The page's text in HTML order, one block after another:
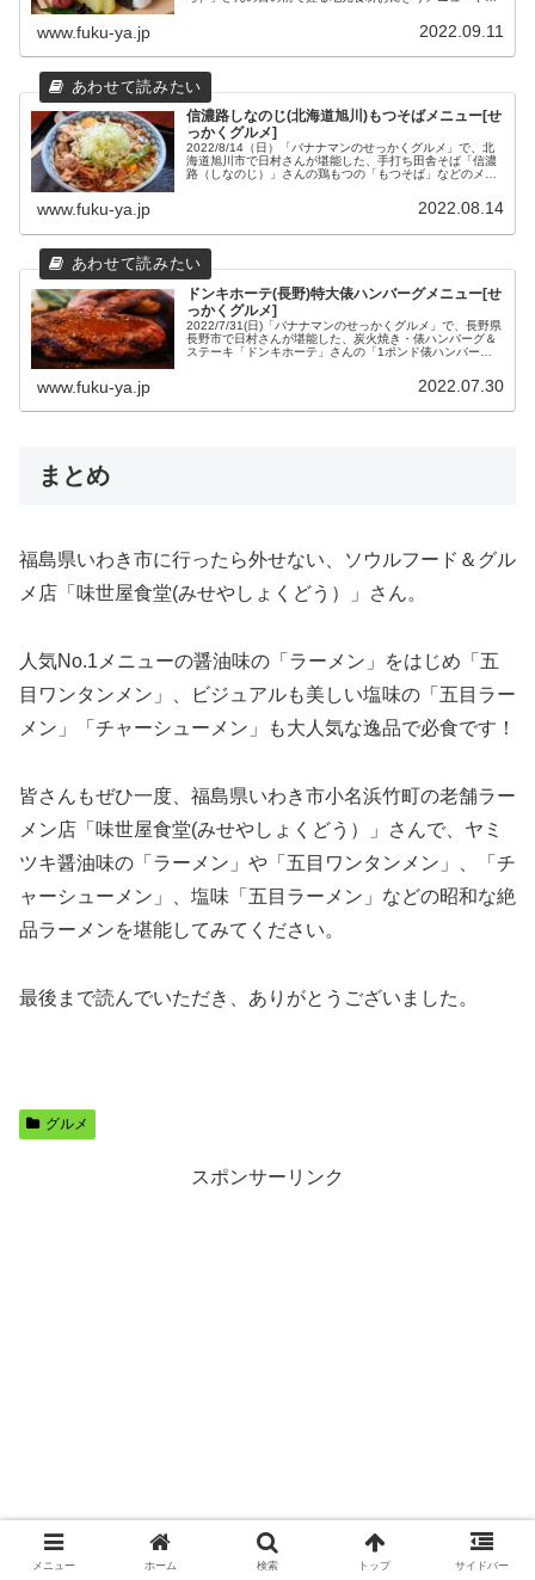
www.fuku-ya.jp 2022.09.11
信濃路しなのじ(北海道旭川)もつそばメニュー[せ
っかくグルメ]
2022/8/14（日）「バナナマンのせっかくグルメ」で、北
海道旭川市で日村さんが堪能した、手打ち田舎そば「信濃
路（しなのじ）」さんの鶏もつの「もつそば」などのメニ
www.fuku-ya.jp 2022.08.14
ドンキホーテ(長野)特大俵ハンバーグメニュー[せ
っかくグルメ]
2022/7/31(日)「バナナマンのせっかくグルメ」で、長野県
長野市で日村さんが堪能した、炭火焼き・俵ハンバーグ＆
ステーキ「ドンキホーテ」さんの「1ポンド俵ハンバー
www.fuku-ya.jp 2022.07.30
まとめ
福島県いわき市に行ったら外せない、ソウルフード＆グル
メ店「味世屋食堂(みせやしょくどう）」さん。
人気No.1メニューの醤油味の「ラーメン」をはじめ「五
目ワンタンメン」、ビジュアルも美しい塩味の「五目ラー
メン」「チャーシューメン」も大人気な逸品で必食です！
皆さんもぜひ一度、福島県いわき市小名浜竹町の老舗ラー
メン店「味世屋食堂(みせやしょくどう）」さんで、ヤミ
ツキ醤油味の「ラーメン」や「五目ワンタンメン」、「チ
ャーシューメン」、塩味「五目ラーメン」などの昭和な絶
品ラーメンを堪能してみてください。
最後まで読んでいただき、ありがとうございました。
グルメ
スポンサーリンク
メニュー ホーム 検索 トップ サイドバー